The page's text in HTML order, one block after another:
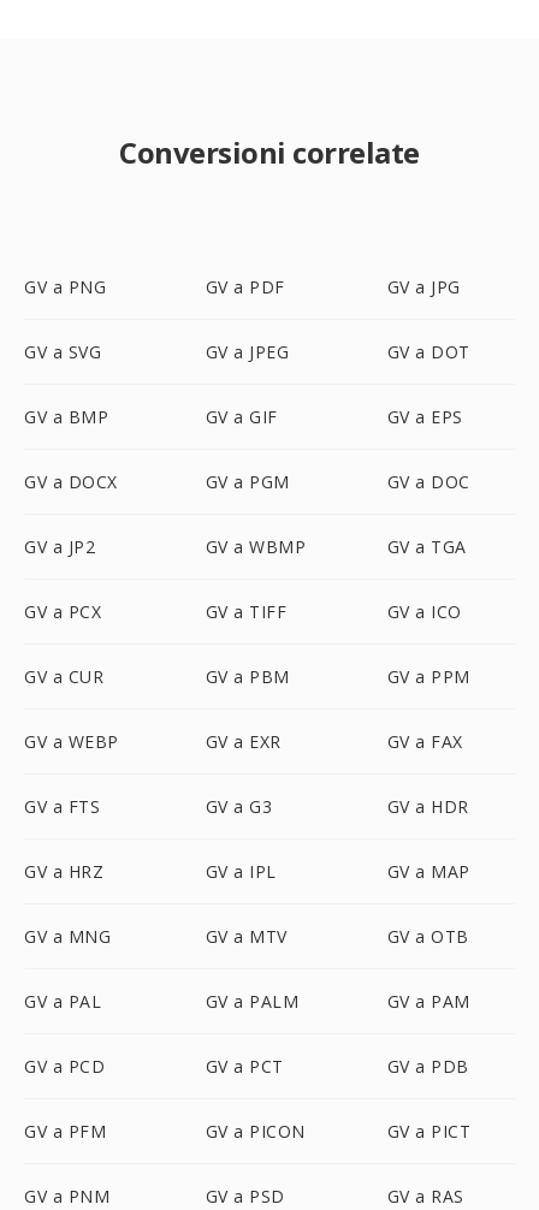
Conversioni correlate
GV a PNG GV a PDF GV a JPG
GV a SVG GV a JPEG GV a DOT
GV a BMP GV a GIF GV a EPS
GV a DOCX GV a PGM GV a DOC
GV a JP2 GV a WBMP GV a TGA
GV a PCX GV a TIFF GV a ICO
GV a CUR GV a PBM GV a PPM
GV a WEBP GV a EXR GV a FAX
GV a FTS GV a G3 GV a HDR
GV a HRZ GV a IPL GV a MAP
GV a MNG GV a MTV GV a OTB
GV a PAL GV a PALM GV a PAM
GV a PCD GV a PCT GV a PDB
GV a PFM GV a PICON GV a PICT
GV a PNM GV a PSD GV a RAS